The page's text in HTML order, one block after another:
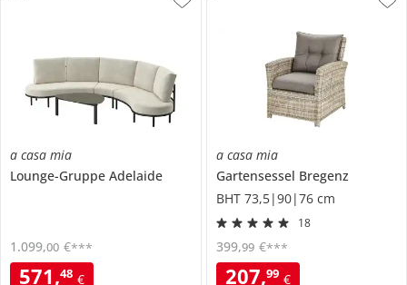
a casa mia
Lounge-Gruppe Adelaide
571,48 €
1.099,00 €***
a casa mia
Gartensessel Bregenz
BHT 73,5|90|76 cm
18
207,99 €
399,99 €***